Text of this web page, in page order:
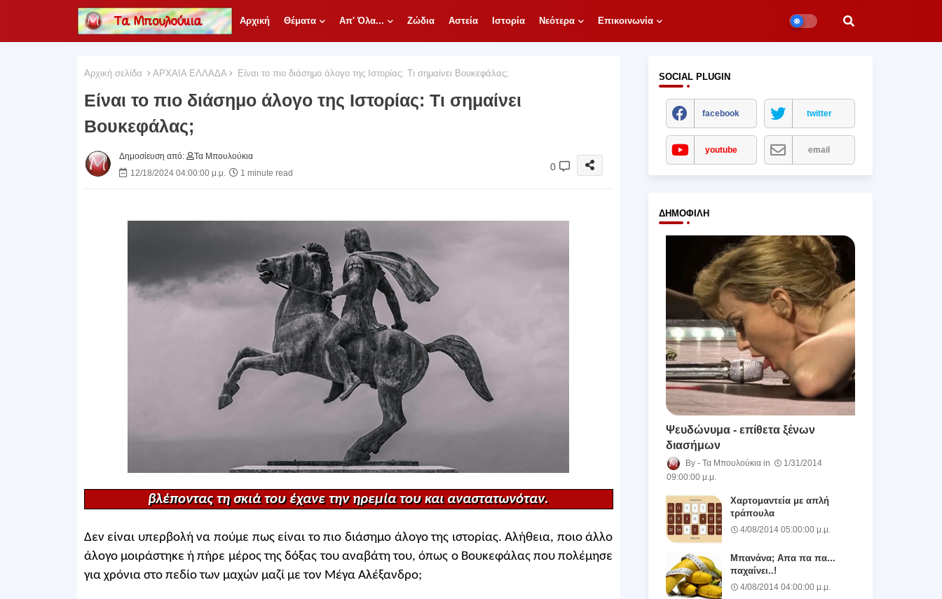
Αρχική Θέματα Απ' Όλα... Ζώδια Αστεία Ιστορία Νεότερα Επικοινωνία
Αρχική σελίδα ΑΡΧΑΙΑ ΕΛΛΑΔΑ Είναι το πιο διάσημο άλογο της Ιστορίας: Τι σημαίνει Βουκεφάλας;
Είναι το πιο διάσημο άλογο της Ιστορίας: Τι σημαίνει
Βουκεφάλας;
Δημοσίευση από:
Τα Μπουλούκια
12/18/2024 04:00:00 μ.μ.
1 minute read
0
βλέποντας τη σκιά του έχανε την ηρεμία του και αναστατωνόταν.
Δεν είναι υπερβολή να πούμε πως είναι το πιο διάσημο άλογο της ιστορίας. Αλήθεια, ποιο άλλο
άλογο μοιράστηκε ή πήρε μέρος της δόξας του αναβάτη του, όπως ο Βουκεφάλας που πολέμησε
για χρόνια στο πεδίο των μαχών μαζί με τον Μέγα Αλέξανδρο;
SOCIAL PLUGIN
facebook twitter
youtube email
ΔΗΜΟΦΙΛΉ
Ψευδώνυμα - επίθετα ξένων
διασήμων
Τα Μπουλούκια
1/31/2014
09:00:00 μ.μ.
Χαρτομαντεία με απλή
τράπουλα
4/08/2014 05:00:00 μ.μ.
Μπανάνα; Απα πα πα...
παχαίνει..!
4/08/2014 04:00:00 μ.μ.